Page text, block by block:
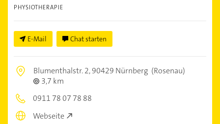
PHYSIOTHERAPIE
E-Mail Chat starten
Blumenthalstr. 2,90429 Nürnberg (Rosenau)
3,7 km
0911 78 07 78 88
Webseite